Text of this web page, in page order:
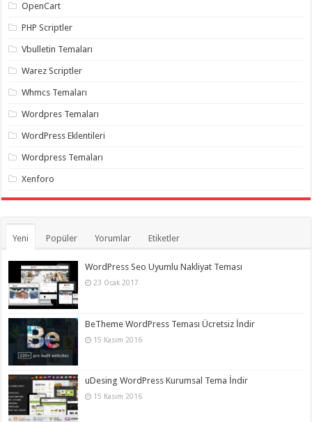
OpenCart
PHP Scriptler
Vbulletin Temaları
Warez Scriptler
Whmcs Temaları
Wordpres Temaları
WordPress Eklentileri
Wordpress Temaları
Xenforo
Yeni Popüler Yorumlar Etiketler
WordPress Seo Uyumlu Nakliyat Teması
23 Ocak 2017
BeTheme WordPress Teması Ücretsiz İndir
15 Kasım 2016
uDesing WordPress Kurumsal Tema İndir
15 Kasım 2016